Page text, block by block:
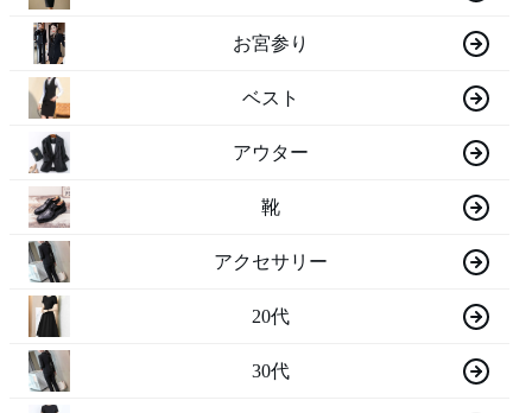
お宮参り
ベスト
アウター
靴
アクセサリー
20代
30代